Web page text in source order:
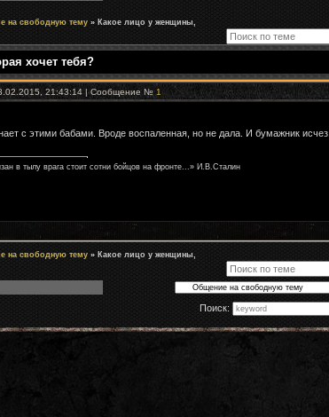
на свободную тему » Какое лицо у женщины,
хочет тебя?
21:43:14 | Сообщение № 1
с этими бабами. Вроде воспаленная, но не дала. И бумажник исчез.
в тылу врага стоит сотни бойцов на фронте...» И.В.Сталин
на свободную тему » Какое лицо у женщины,
Поиск: